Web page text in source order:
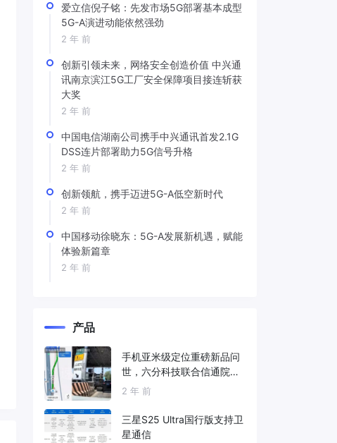
爱立信倪子铭：先发市场5G部署基本成型
5G-A演进动能依然强劲
2 年 前
创新引领未来，网络安全创造价值 中兴通
讯南京滨江5G工厂安全保障项目接连斩获
大奖
2 年 前
中国电信湖南公司携手中兴通讯首发2.1G
DSS连片部署助力5G信号升格
2 年 前
创新领航，携手迈进5G-A低空新时代
2 年 前
中国移动徐晓东：5G-A发展新机遇，赋能
体验新篇章
2 年 前
产品
手机亚米级定位重磅新品问
世，六分科技联合信通院发
布免费服务
2 年 前
三星S25 Ultra国行版支持卫
星通信